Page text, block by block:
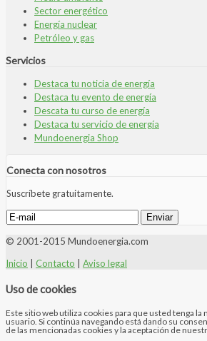
Sector energético
Energía nuclear
Petróleo y gas
Servicios
Destaca tu noticia de energía
Destaca tu evento de energía
Descata tu curso de energía
Destaca tu servicio de energía
Mundoenergia Shop
Conecta con nosotros
Suscríbete gratuitamente.
© 2001-2015 Mundoenergia.com
Inicio
Contacto Aviso legal
Uso de cookies
Este sitio web utiliza cookies para que usted tenga
usuario. Si continúa navegando está dando su
de las mencionadas cookies y la aceptación de